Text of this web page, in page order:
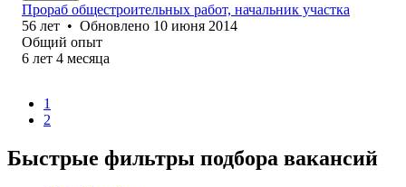
Прораб общестроительных работ, начальник участка
56 лет • Обновлено 10 июня 2014
Общий опыт
6 лет 4 месяца
1
2
Быстрые фильтры подбора вакансий